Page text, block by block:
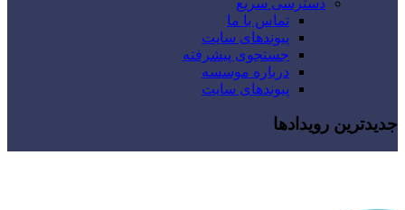
دسترسی سریع
تماس با ما
پیوندهای سایت
جستجوی پیشرفته
درباره موسسه
پیوندهای سایت
جدیدترین رویدادها